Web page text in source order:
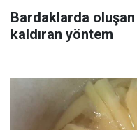
Bardaklarda
kaldıran yöntem